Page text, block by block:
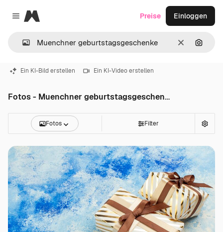
Close menu
Magnific
LöschenNach
Preise Einloggen
Ein KI-Bild erstellen Ein KI-Video erstellen
Fotos - Muenchner geburtstagsgeschenke
Fotos Filter